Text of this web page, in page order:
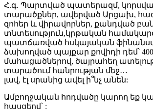
Հ.գ. Պարտված պատերազմ,
տարածքներ, ավերված Արցախ,
զոհեր և վիրավորներ, քանդված
տնտեսություն,կրթական
պատճառված հսկայական
ձախողված պայքար քովիդի դեմ՝
մահացածներով, ծայրահեղ
տարածում հանրության մեջ…
լավ, էլ սրանից ավել ի՞նչ անեն:
Ամբողջական հոդվածը կարող եք
հասցեով՝ :